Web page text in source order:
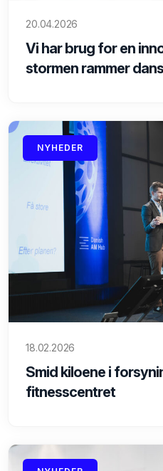
20.04.2026
Vi har brug for en
stormen rammer
NYHEDER
18.02.2026
Smid kiloene i
fitnesscentret